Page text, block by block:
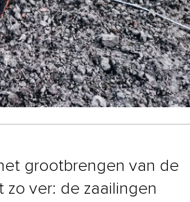
grootbrengen van de
ver: de zaailingen